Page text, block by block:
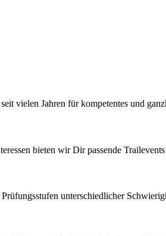
vielen Jahren für kompetentes und
bieten wir Dir passende
unterschiedlicher